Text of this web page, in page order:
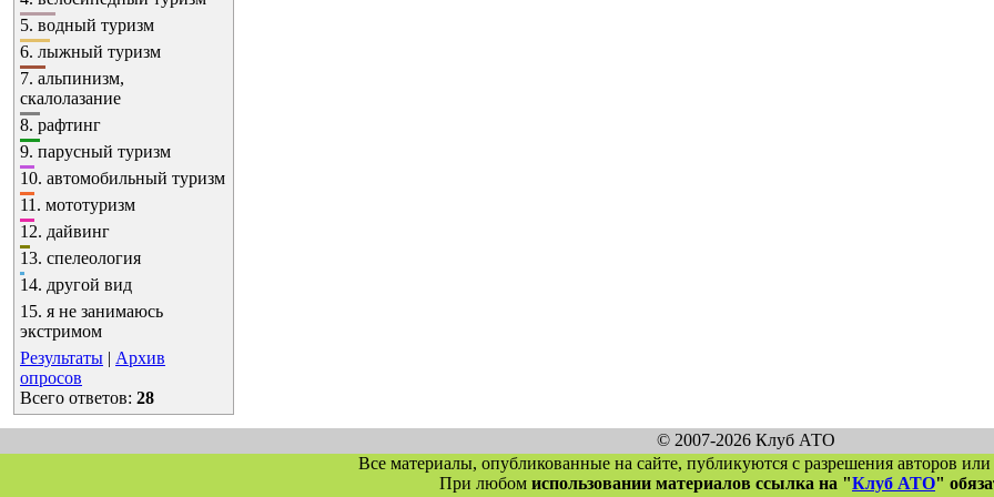
5. водный туризм
6. лыжный туризм
7. альпинизм,
скалолазание
8. рафтинг
9. парусный туризм
10. автомобильный туризм
11. мототуризм
12. дайвинг
13. спелеология
14. другой вид
15. я не занимаюсь
экстримом
Результаты | Архив
опросов
Всего ответов: 28
© 2007-2026 Клуб АТО
Все материалы, опубликованные на сайте, публикуются с разрешения авторов
При любом использовании материалов ссылка на "Клуб АТО"